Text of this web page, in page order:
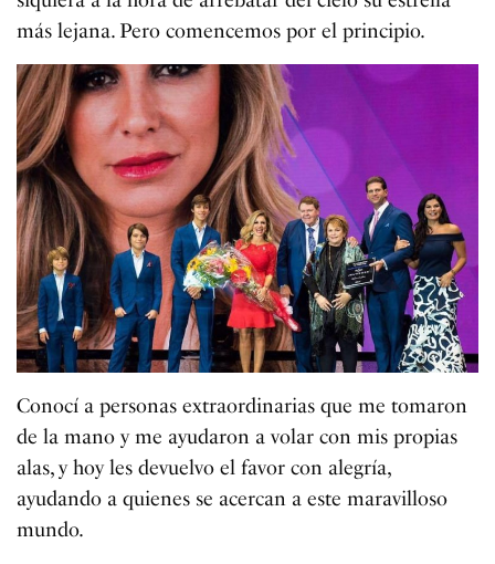
más lejana. Pero comencemos por el principio.
Conocí a personas extraordinarias que me tomaron
de la mano y me ayudaron a volar con mis propias
alas, y hoy les devuelvo el favor con alegría,
ayudando a quienes se acercan a este maravilloso
mundo.